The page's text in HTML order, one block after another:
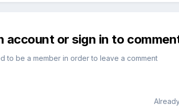
account or sign in to
to be a member in order to leave a comment